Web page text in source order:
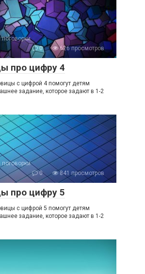
0
626 просмотров
про цифру 4
с цифрой 4 помогут детям
задание, которое задают в 1-2
0
841 просмотров
про цифру 5
с цифрой 5 помогут детям
задание, которое задают в 1-2